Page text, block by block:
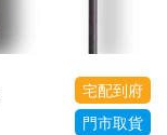
宅配到府
門市取貨